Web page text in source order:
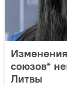
союзов*
Литвы